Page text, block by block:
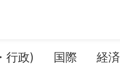
行政) 国際 経済